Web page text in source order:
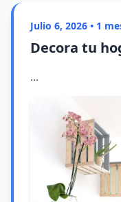
Julio 6, 2026 • 1
Decora tu
...